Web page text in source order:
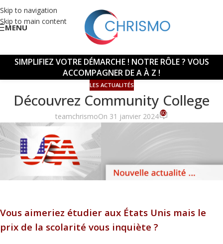
Skip to navigation
Skip to main content
MENU
SIMPLIFIEZ VOTRE DÉMARCHE ! NOTRE RÔLE ? VOUS
ACCOMPAGNER DE A À Z !
LES ACTUALITÉS
Découvrez Community College
teamchrismoOn 31 janvier 2024 60
Vous aimeriez étudier aux États Unis mais le
prix de la scolarité vous inquiète ?